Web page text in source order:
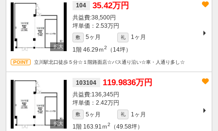
104 35.42万円
38,500円
坪単価：2.53万円
敷 5ヶ月 礼
1ヶ月
1階 46.29ｍ2 （14坪）
立川駅北口徒歩５分☆１階路面店☆バス通り沿い☆車・人通り多し☆
103104 119.9836万円
136,345円
坪単価：2.42万円
敷 5ヶ月 礼
1ヶ月
1階 163.91ｍ2 （49.58坪）